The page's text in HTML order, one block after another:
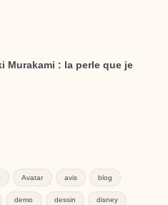
Murakami : la perle que je
Avatar avis blog
demo dessin disney